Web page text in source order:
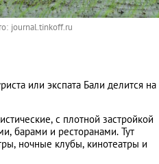
journal.tinkoff.ru
или экспата Бали делится на
с плотной застройкой
барами и ресторанами. Тут
ночные клубы, кинотеатры и